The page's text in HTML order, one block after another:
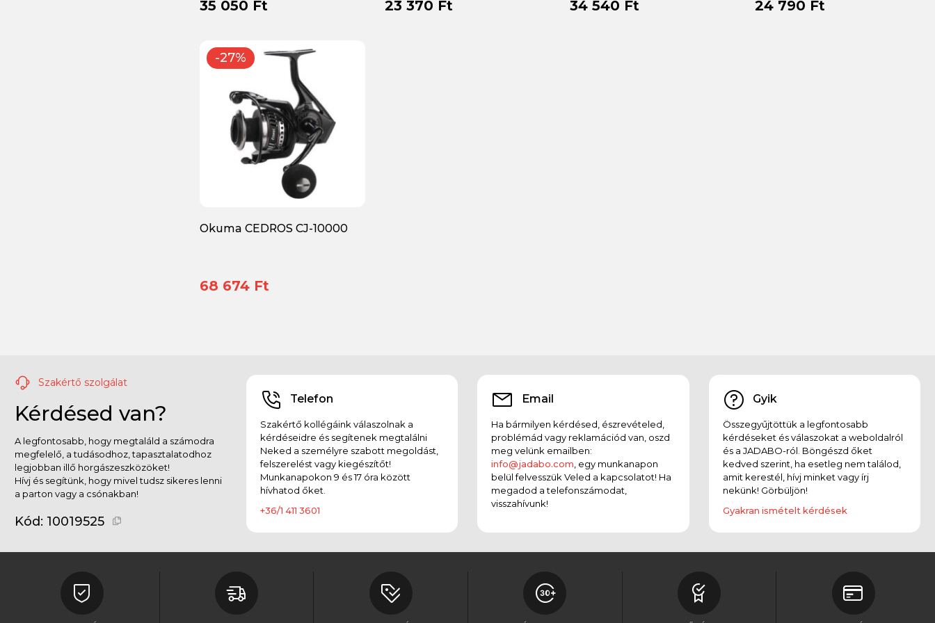
35 050 Ft 23 370 Ft 34 540 Ft 24 790 Ft
-27%
Okuma CEDROS CJ-10000
68 674 Ft
Szakértő szolgálat
Kérdésed van?
A legfontosabb, hogy megtaláld a számodra
megfelelő, a tudásodhoz, tapasztalatodhoz
legjobban illő horgászeszközöket!
Hívj és segítünk, hogy mivel tudsz sikeres lenni
a parton vagy a csónakban!
Kód: 10019525
Telefon
Szakértő kollégáink válaszolnak a
kérdéseidre és segítenek megtalálni
Neked a személyre szabott megoldást,
felszerelést vagy kiegészítőt!
Munkanapokon 9 és 17 óra között
hívhatod őket.
+36/1 411 3601
Email
Ha bármilyen kérdésed, észrevételed,
problémád vagy reklamációd van, oszd
meg velünk emailben:
info@jadabo.com , egy munkanapon
belül felvesszük Veled a kapcsolatot! Ha
megadod a telefonszámodat,
visszahívunk!
Gyik
Összegyűjtöttük a legfontosabb
kérdéseket és válaszokat a weboldalról
és a JADABO-ról. Böngészd őket
kedved szerint, ha esetleg nem találod,
amit kerestél, hívj minket vagy írj
nekünk! Görbüljön!
Gyakran ismételt kérdések